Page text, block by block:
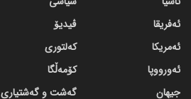
ئەفریقا
ئەمریکا
ئەورووپا
جیهان
ڤیدیۆ
کەلتوری
کۆمەڵگا
گه‌شت و گه‌شتیاری